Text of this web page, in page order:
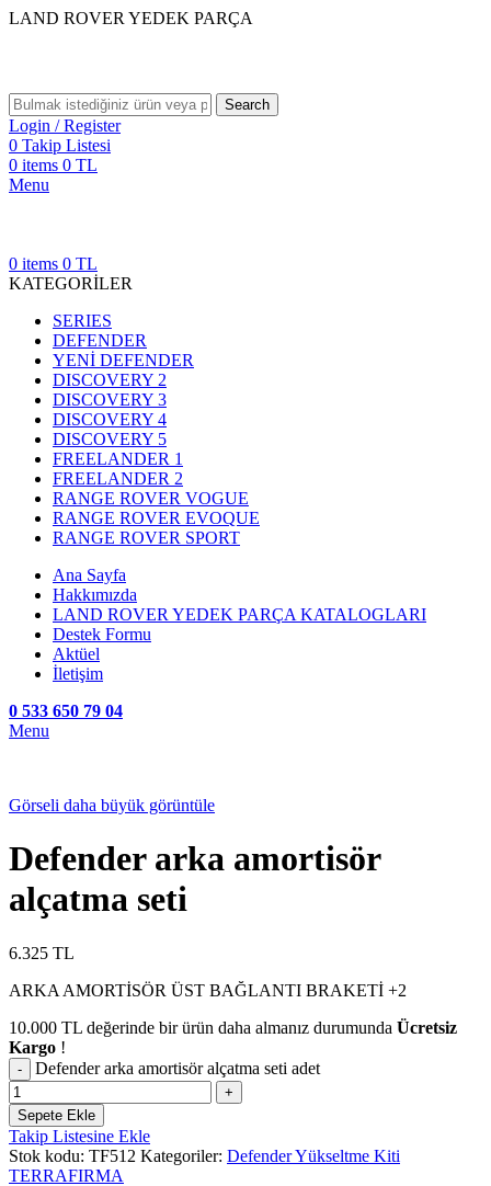
LAND ROVER YEDEK PARÇA
Search
Login / Register
0 Takip Listesi
0 items 0 TL
Menu
0 items 0 TL
KATEGORİLER
SERIES
DEFENDER
YENİ DEFENDER
DISCOVERY 2
DISCOVERY 3
DISCOVERY 4
DISCOVERY 5
FREELANDER 1
FREELANDER 2
RANGE ROVER VOGUE
RANGE ROVER EVOQUE
RANGE ROVER SPORT
Ana Sayfa
Hakkımızda
LAND ROVER YEDEK PARÇA KATALOGLARI
Destek Formu
Aktüel
İletişim
0 533 650 79 04
Menu
Görseli daha büyük görüntüle
Defender arka amortisör
alçatma seti
6.325 TL
ARKA AMORTİSÖR ÜST BAĞLANTI BRAKETİ +2
10.000 TL değerinde bir ürün daha almanız durumunda Ücretsiz
Kargo !
Defender arka amortisör alçatma seti adet
Sepete Ekle
Takip Listesine Ekle
Stok kodu: TF512 Kategoriler: Defender Yükseltme Kiti
TERRAFIRMA